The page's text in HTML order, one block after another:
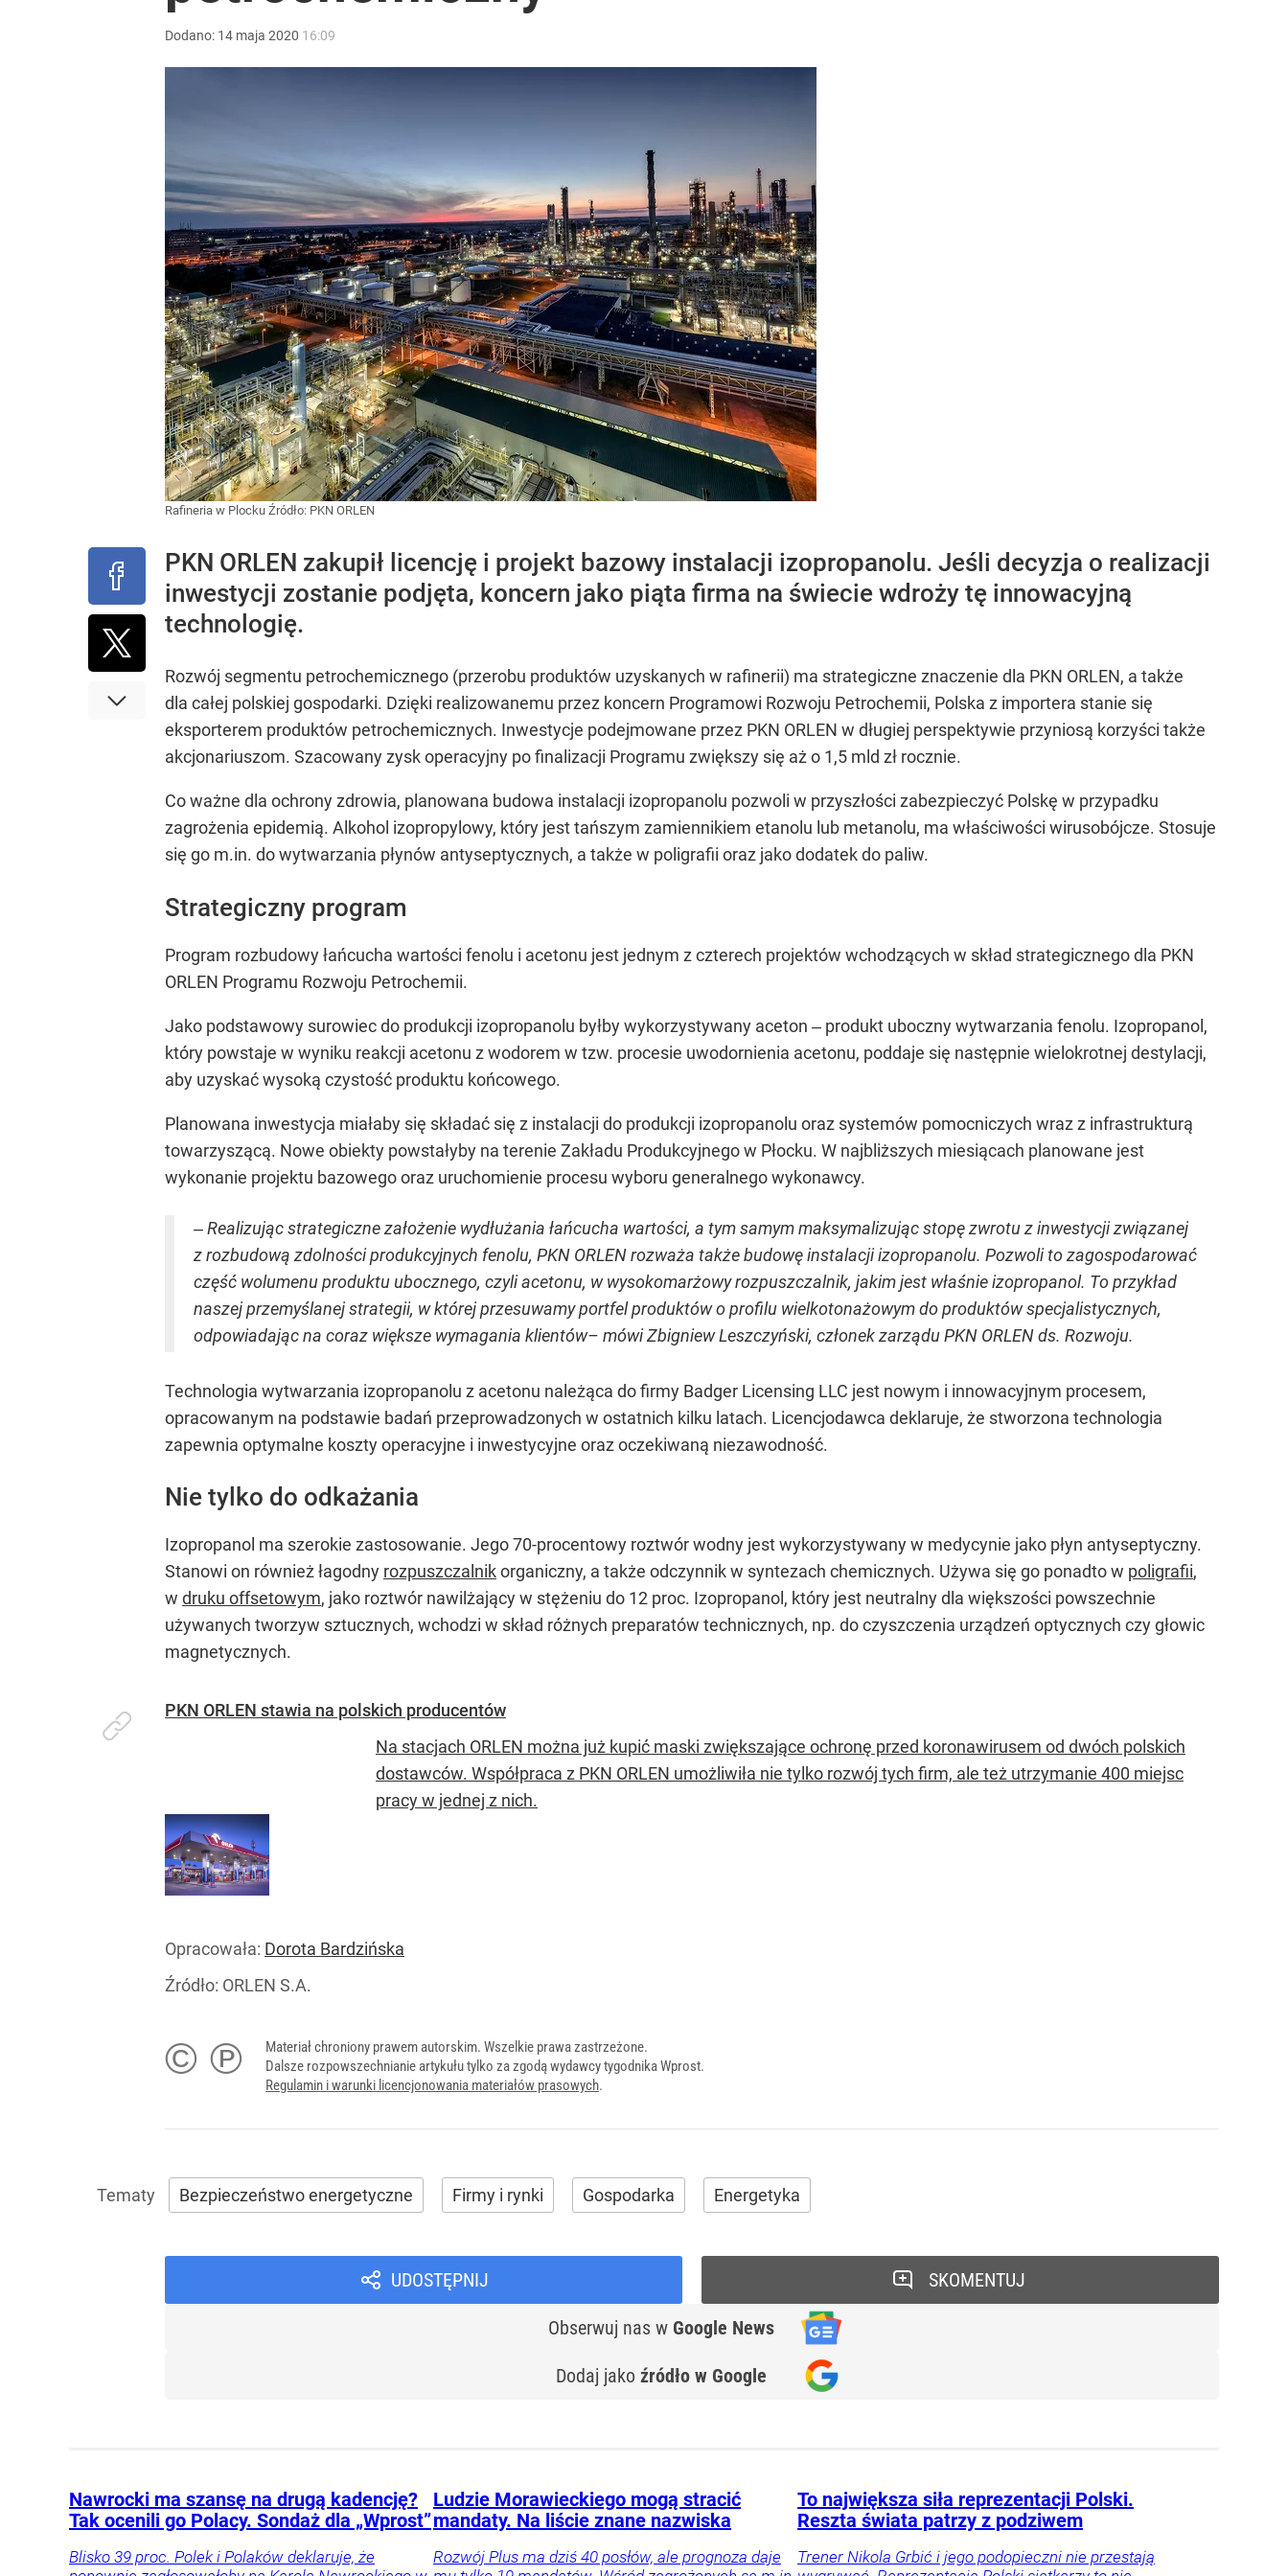
Kluczowy obszar dla Nawrockiego. Wymowne wyniki sondażu
„Nie chodzi o zemstę”. Mocny apel w sprawie ofiar rzezi wołyńskiej
Dodano: 14 maja 2020 16:09
Rafineria w Plocku Źródło: PKN ORLEN
PKN ORLEN zakupił licencję i projekt bazowy instalacji izopropanolu. Jeśli decyzja o realizacji
inwestycji zostanie podjęta, koncern jako piąta firma na świecie wdroży tę innowacyjną
technologię.
Rozwój segmentu petrochemicznego (przerobu produktów uzyskanych w rafinerii) ma strategiczne znaczenie dla PKN ORLEN, a także
dla całej polskiej gospodarki. Dzięki realizowanemu przez koncern Programowi Rozwoju Petrochemii, Polska z importera stanie się
eksporterem produktów petrochemicznych. Inwestycje podejmowane przez PKN ORLEN w długiej perspektywie przyniosą korzyści także
akcjonariuszom. Szacowany zysk operacyjny po finalizacji Programu zwiększy się aż o 1,5 mld zł rocznie.
Co ważne dla ochrony zdrowia, planowana budowa instalacji izopropanolu pozwoli w przyszłości zabezpieczyć Polskę w przypadku
zagrożenia epidemią. Alkohol izopropylowy, który jest tańszym zamiennikiem etanolu lub metanolu, ma właściwości wirusobójcze. Stosuje
się go m.in. do wytwarzania płynów antyseptycznych, a także w poligrafii oraz jako dodatek do paliw.
Strategiczny program
Program rozbudowy łańcucha wartości fenolu i acetonu jest jednym z czterech projektów wchodzących w skład strategicznego dla PKN
ORLEN Programu Rozwoju Petrochemii.
Jako podstawowy surowiec do produkcji izopropanolu byłby wykorzystywany aceton ‒ produkt uboczny wytwarzania fenolu. Izopropanol,
który powstaje w wyniku reakcji acetonu z wodorem w tzw. procesie uwodornienia acetonu, poddaje się następnie wielokrotnej destylacji,
aby uzyskać wysoką czystość produktu końcowego.
Planowana inwestycja miałaby się składać się z instalacji do produkcji izopropanolu oraz systemów pomocniczych wraz z infrastrukturą
towarzyszącą. Nowe obiekty powstałyby na terenie Zakładu Produkcyjnego w Płocku. W najbliższych miesiącach planowane jest
wykonanie projektu bazowego oraz uruchomienie procesu wyboru generalnego wykonawcy.
‒ Realizując strategiczne założenie wydłużania łańcucha wartości, a tym samym maksymalizując stopę zwrotu z inwestycji związanej
z rozbudową zdolności produkcyjnych fenolu, PKN ORLEN rozważa także budowę instalacji izopropanolu. Pozwoli to zagospodarować
część wolumenu produktu ubocznego, czyli acetonu, w wysokomarżowy rozpuszczalnik, jakim jest właśnie izopropanol. To przykład
naszej przemyślanej strategii, w której przesuwamy portfel produktów o profilu wielkotonażowym do produktów specjalistycznych,
odpowiadając na coraz większe wymagania klientów– mówi Zbigniew Leszczyński, członek zarządu PKN ORLEN ds. Rozwoju.
Technologia wytwarzania izopropanolu z acetonu należąca do firmy Badger Licensing LLC jest nowym i innowacyjnym procesem,
opracowanym na podstawie badań przeprowadzonych w ostatnich kilku latach. Licencjodawca deklaruje, że stworzona technologia
zapewnia optymalne koszty operacyjne i inwestycyjne oraz oczekiwaną niezawodność.
Nie tylko do odkażania
Izopropanol ma szerokie zastosowanie. Jego 70-procentowy roztwór wodny jest wykorzystywany w medycynie jako płyn antyseptyczny.
Stanowi on również łagodny rozpuszczalnikorganiczny, a także odczynnik w syntezach chemicznych. Używa się go ponadto w poligrafii,
w druku offsetowym, jako roztwór nawilżający w stężeniu do 12 proc. Izopropanol, który jest neutralny dla większości powszechnie
używanych tworzyw sztucznych, wchodzi w skład różnych preparatów technicznych, np. do czyszczenia urządzeń optycznych czy głowic
magnetycznych.
PKN ORLEN stawia na polskich producentów
Na stacjach ORLEN można już kupić maski zwiększające ochronę przed koronawirusem od dwóch polskich
dostawców. Współpraca z PKN ORLEN umożliwiła nie tylko rozwój tych firm, ale też utrzymanie 400 miejsc
pracy w jednej z nich.
Opracowała: Dorota Bardzińska
Źródło: ORLEN S.A.
© ℗
Materiał chroniony prawem autorskim. Wszelkie prawa zastrzeżone.
Dalsze rozpowszechnianie artykułu tylko za zgodą wydawcy tygodnika Wprost.
Regulamin i warunki licencjonowania materiałów prasowych.
Bezpieczeństwo energetyczne Firmy i rynki Gospodarka Energetyka
UDOSTĘPNIJ
Obserwuj nas w Google News
Dodaj jako źródło w Google
SKOMENTUJ
Nawrocki ma szansę na drugą kadencję?
Tak ocenili go Polacy. Sondaż dla „Wprost”
Blisko 39 proc. Polek i Polaków deklaruje, że
Ludzie Morawieckiego mogą stracić
mandaty. Na liście znane nazwiska
Rozwój Plus ma dziś 40 posłów, ale prognoza daje
To największa siła reprezentacji Polski.
Reszta świata patrzy z podziwem
Trener Nikola Grbić i jego podopieczni nie przestają